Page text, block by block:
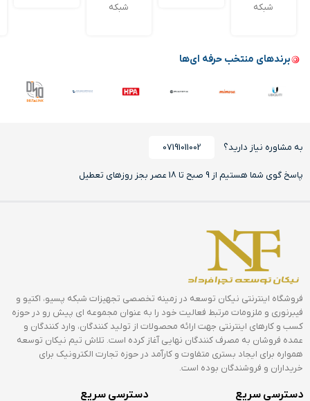
شبکه
شبکه
پاسخ گوی شما هستیم از 9 صبح تا 18 عصر بجز روزهای تعطیل
فروشگاه اینترنتی نیکان توسعه در زمینه تخصصی تجهیزات شبکه پسیو، اکتیو و
فیبرنوری و ملزومات مرتبط فعالیت خود را به عنوان مجموعه ای پیش رو در حوزه
کسب و کارهای اینترنتی جهت ارائه محصولات از تولید کنندگان، وارد کنندگان و
عمده فروشان به مصرف کنندگان نهایی آغاز کرده است. تلاش تیم نیکان توسعه
همواره برای ایجاد بستری متفاوت و کارآمد در حوزه تجارت الکترونیک برای
خریداران و فروشندگان بوده است.
دسترسی سریع